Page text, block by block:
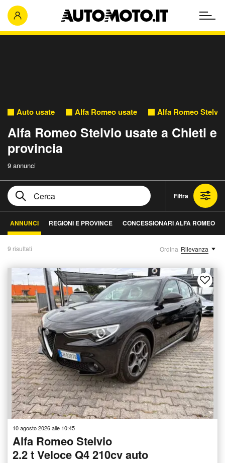
Auto usate Alfa Romeo usate Alfa Romeo
Alfa Romeo Stelvio usate a Chieti e
provincia
9 annunci
Filtra
ANNUNCI REGIONI E PROVINCE CONCESSIONARI ALFA ROMEO
9 risultati Ordina Rilevanza
10 agosto 2026 alle 10:45
Alfa Romeo Stelvio
2.2 t Veloce Q4 210cv auto